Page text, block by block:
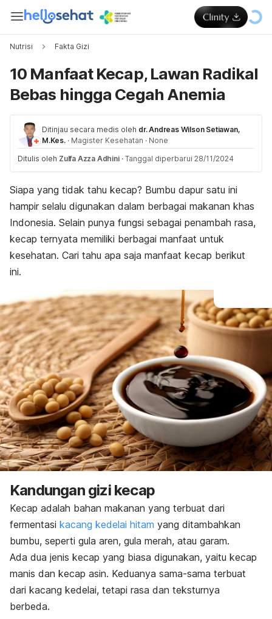
Nutrisi Fakta Gizi
10 Manfaat Kecap, Lawan Radikal
Bebas hingga Cegah Anemia
Ditinjau secara medis oleh dr. Andreas Wilson Setiawan,
M.Kes. · Magister Kesehatan · None
Ditulis oleh Zulfa Azza Adhini · Tanggal diperbarui 28/11/2024
Siapa yang tidak tahu kecap? Bumbu dapur satu ini
hampir selalu digunakan dalam berbagai makanan khas
Indonesia. Selain punya fungsi sebagai penambah rasa,
kecap ternyata memiliki berbagai manfaat untuk
kesehatan. Cari tahu apa saja manfaat kecap berikut
ini.
Kandungan gizi kecap
Kecap adalah bahan makanan yang terbuat dari
fermentasi kacang kedelai hitam yang ditambahkan
bumbu, seperti gula aren, gula merah, atau garam.
Ada dua jenis kecap yang biasa digunakan, yaitu kecap
manis dan kecap asin. Keduanya sama-sama terbuat
dari kacang kedelai, tetapi rasa dan teksturnya
berbeda.